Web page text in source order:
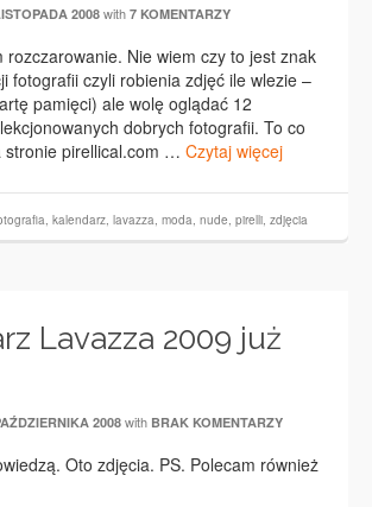
2008 with 7 KOMENTARZY
Nie wiem czy to jest znak
fotografii czyli robienia zdjęć ile wlezie –
pamięci) ale wolę oglądać 12
dobrych fotografii. To co
stronie pirellical.com … Czytaj więcej
, kalendarz, lavazza, moda, nude, pirelli, zdjęcia
Lavazza 2009 już
2008with BRAK KOMENTARZY
Oto zdjęcia. PS. Polecam również